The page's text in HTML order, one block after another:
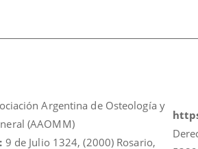
Argentina de Osteología y
(AAOMM)
9 de Julio 1324, (2000) Rosario,